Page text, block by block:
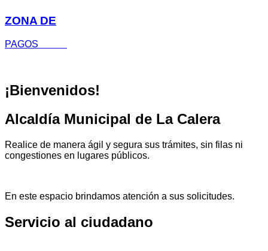
ZONA DE
PAGOS
¡Bienvenidos!
Alcaldía Municipal de La Calera
Realice de manera ágil y segura sus trámites, sin filas ni
congestiones en lugares públicos.
En este espacio brindamos atención a sus solicitudes.
Servicio al ciudadano